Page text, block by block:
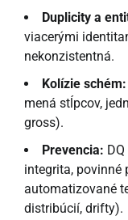
Duplicity a
viacerými
nekonzistentná.
Kolízie schém:
mená stĺpcov,
gross).
Prevencia:
integrita, povinné
automatizované
distribúcií, drifty).